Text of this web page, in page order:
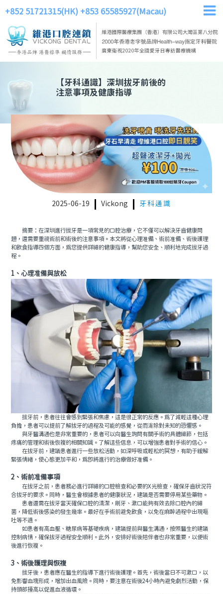
+852 51721315(HK) +853 65585927(Macau)
【牙科通識】 深圳拔牙前後的
注意事項及健康指導
2025-06-19 Vickong 牙科通識
摘要：在深圳進行拔牙是一項常見的口腔治療，它不僅可以解決牙齒健康問
題，還需要重視術前和術後的注意事項。本文將從心理准備、術前准備、術後護理
和飲食指導四個方面，爲您提供詳細的健康指導，幫助您安全、順利地完成拔牙過
程。
1、心理准備與放松
拔牙前，患者往往會感到緊張和焦慮，這是很正常的反應。爲了減輕這種心理
負擔，患者可以提前了解拔牙的過程及可能的感覺，從而消除對未知的恐懼感。
與牙醫溝通也是非常重要的，患者可以向醫生詢問有關手術的具體細節，包括
疼痛的管理和術後恢複的相關知識。了解這些信息，可以增強患者對手術的信心。
在拔牙前，建議患者進行一些放松活動，如深呼吸或輕松的冥想，有助于緩解
緊張情緒，使心態更加平和，爲即將進行的治療做好准備。
2、術前准備事項
在拔牙之前，患者務必進行詳細的口腔檢查和必要的X光檢查，確保牙齒狀況符
合拔牙的要求。同時，醫生會根據患者的健康狀況，建議是否需要停用某些藥物。
患者還需在拔牙當天確保口腔的清潔，刷牙、漱口能夠有效去除口腔內的細
菌，降低術後感染的發生幾率。最好在手術前避免飲食，以免在麻醉過程中出現嘔
吐等不適。
如患者有高血壓、糖尿病等基礎疾病，建議提前與醫生溝通，按照醫生的建議
控制病情，確保拔牙過程安全順利。此外，安排好術後陪伴者也非常重要，以便術
後進行恢複。
3、術後護理與恢複
拔牙後，患者應在醫生的指導下進行術後護理。首先，術後當日不可漱口，以
免影響血塊形成，增加出血風險。同時，要注意在術後24小時內避免劇烈活動，保
持頭部擡高以促進血液循環。